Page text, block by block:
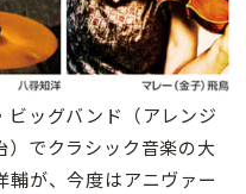
ッグバンド（アレンジ
）でクラシック音楽の大
が、今度はアニヴァー